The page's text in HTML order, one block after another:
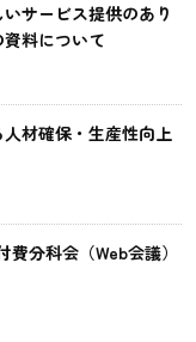
サービス提供のあり
料について
材確保・生産性向上
分科会（Web会議）